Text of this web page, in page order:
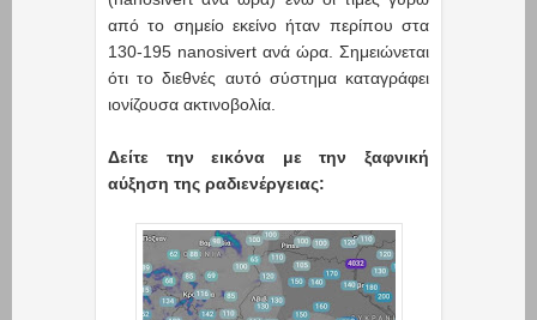
από το σημείο εκείνο ήταν περίπου στα
130-195 nanosivert ανά ώρα. Σημειώνεται
ότι το διεθνές αυτό σύστημα καταγράφει
ιονίζουσα ακτινοβολία.
Δείτε την εικόνα με την ξαφνική
αύξηση της ραδιενέργειας: